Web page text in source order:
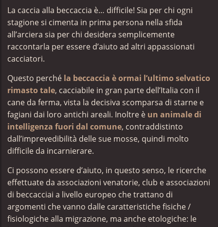
La caccia alla beccaccia è… difficile! Sia per chi ogni
stagione si cimenta in prima persona nella sfida
all’arciera sia per chi desidera semplicemente
raccontarla per essere d’aiuto ad altri appassionati
cacciatori.
Questo perché la beccaccia è ormai l’ultimo selvatico
rimasto tale, cacciabile in gran parte dell’Italia con il
cane da ferma, vista la decisiva scomparsa di starne e
fagiani dai loro antichi areali. Inoltre è un animale di
intelligenza fuori dal comune, contraddistinto
dall’imprevedibilità delle sue mosse, quindi molto
difficile da incarnierare.
Ci possono essere d’aiuto, in questo senso, le ricerche
effettuate da associazioni venatorie, club e associazioni
di beccacciai a livello europeo che trattano di
argomenti che vanno dalle caratteristiche fisiche /
fisiologiche alla migrazione, ma anche etologiche: le